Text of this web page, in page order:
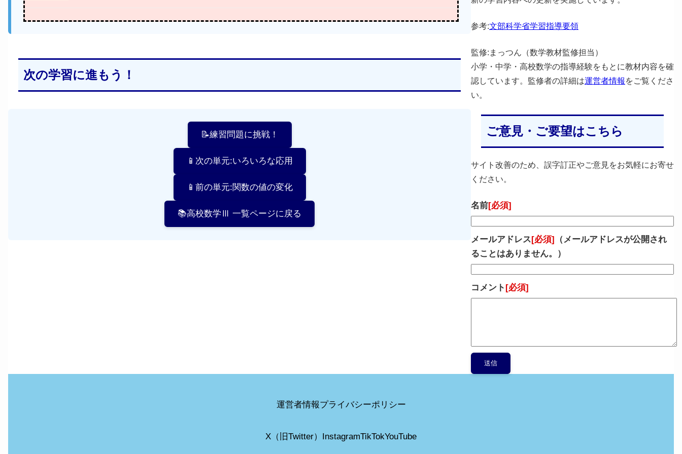
次の学習に進もう！
📝練習問題に挑戦！
📱次の単元:いろいろな応用
📱前の単元:関数の値の変化
📚高校数学Ⅲ 一覧ページに戻る
参考:文部科学省学習指導要領
監修:まっつん（数学教材監修担当）
小学・中学・高校数学の指導経験をもとに教材内容を確
認しています。監修者の詳細は運営者情報 をご覧くださ
い。
ご意見・ご要望はこちら
サイト改善のため、誤字訂正やご意見をお気軽にお寄せ
ください。
名前[必須]
メールアドレス [必須]
（メールアドレスが公開され
ることはありません。）
コメント [必須]
運営者情報プライバシーポリシー
X（旧Twitter） InstagramTikTokYouTube